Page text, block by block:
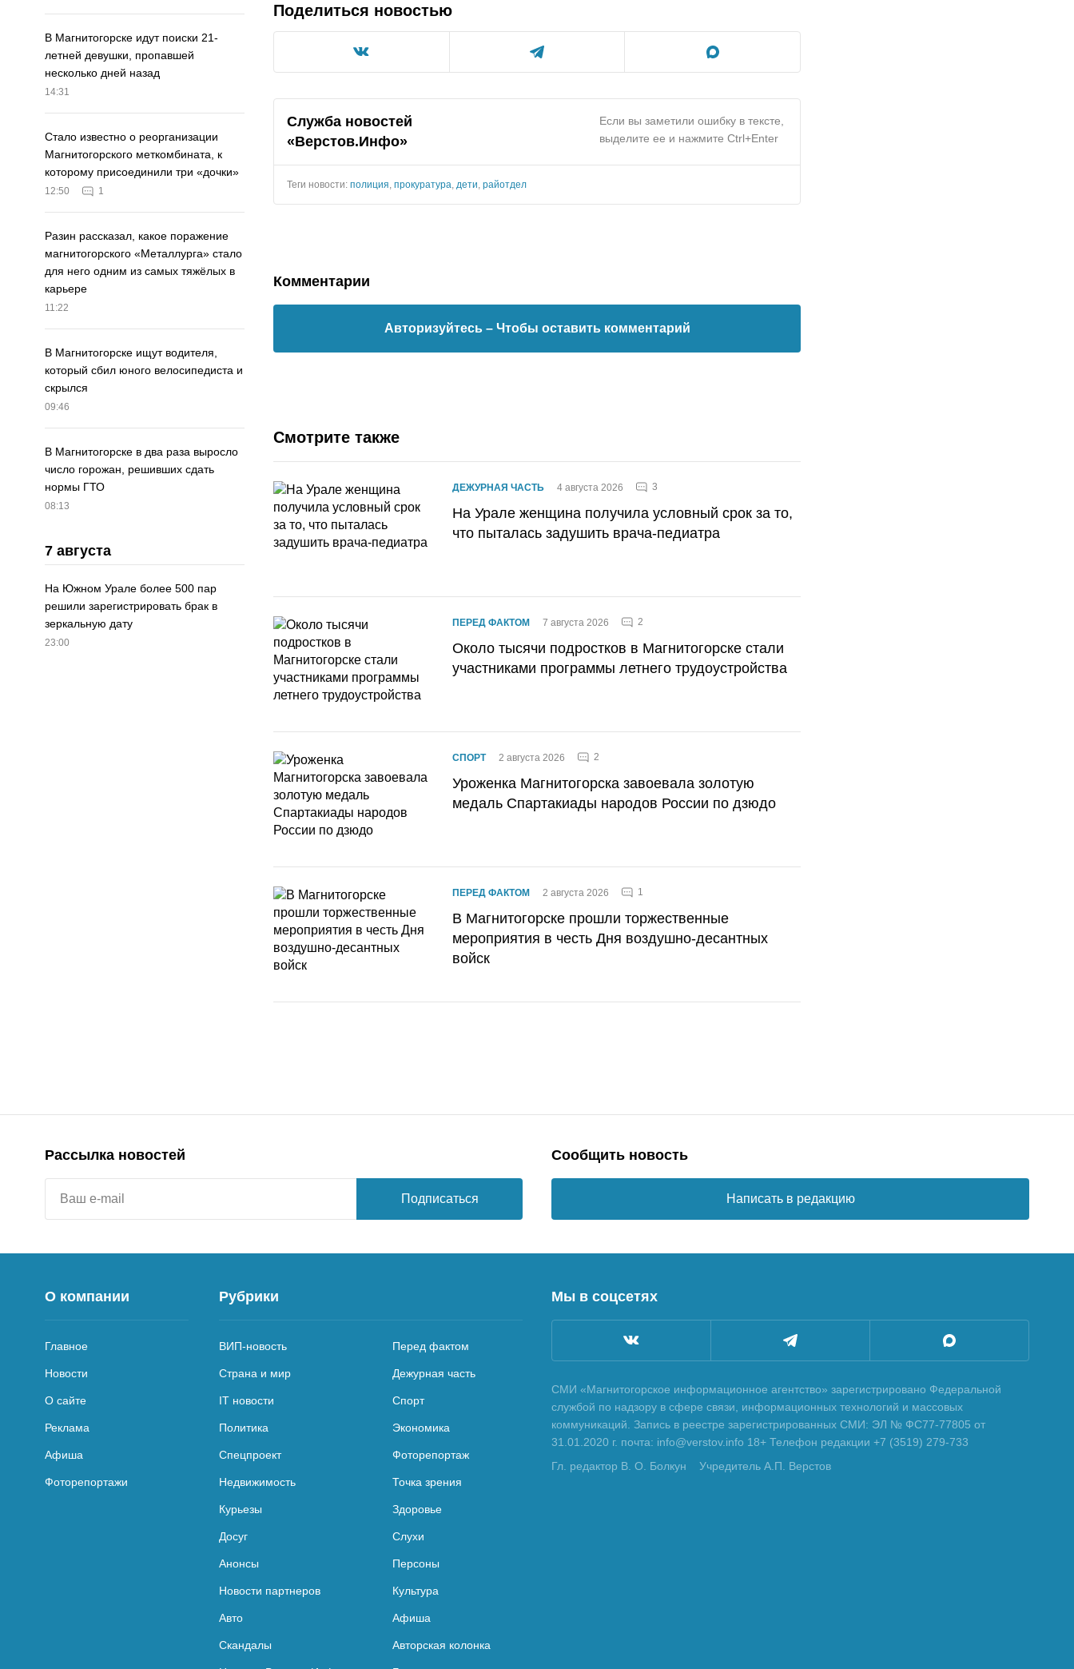
В Магнитогорске идут поиски 21-
летней девушки, пропавшей
несколько дней назад
14:31
Стало известно о реорганизации
Магнитогорского меткомбината, к
которому присоединили три «дочки»
12:50 1
Разин рассказал, какое поражение
магнитогорского «Металлурга» стало
для него одним из самых тяжёлых в
карьере
11:22
В Магнитогорске ищут водителя,
который сбил юного велосипедиста и
скрылся
09:46
В Магнитогорске в два раза выросло
число горожан, решивших сдать
нормы ГТО
08:13
7 августа
На Южном Урале более 500 пар
решили зарегистрировать брак в
зеркальную дату
23:00
Поделиться новостью
Служба новостей
«Верстов.Инфо»
Если вы заметили ошибку в тексте,
выделите ее и нажмите Ctrl+Enter
Теги новости: полиция прокуратура дети райотдел
Комментарии
Авторизуйтесь – Чтобы оставить комментарий
Смотрите также
ДЕЖУРНАЯ ЧАСТЬ 4 августа 2026 3
На Урале женщина получила условный срок за то,
что пыталась задушить врача-педиатра
ПЕРЕД ФАКТОМ 7 августа 2026 2
Около тысячи подростков в Магнитогорске стали
участниками программы летнего трудоустройства
СПОРТ 2 августа 2026 2
Уроженка Магнитогорска завоевала золотую
медаль Спартакиады народов России по дзюдо
ПЕРЕД ФАКТОМ 2 августа 2026 1
В Магнитогорске прошли торжественные
мероприятия в честь Дня воздушно-десантных
войск
Рассылка новостей
Подписаться
Сообщить новость
Написать в редакцию
О компании
Главное
Новости
О сайте
Реклама
Афиша
Фоторепортажи
Рубрики
ВИП-новость Перед фактом
Страна и мир Дежурная часть
IT новости Спорт
Политика Экономика
Спецпроект Фоторепортаж
Недвижимость Точка зрения
Курьезы Здоровье
Досуг Слухи
Анонсы Персоны
Новости партнеров Культура
Авто Афиша
Скандалы Авторская колонка
Мы в соцсетях
СМИ «Магнитогорское информационное агентство» зарегистрировано Федеральной
службой по надзору в сфере связи, информационных технологий и массовых
коммуникаций. Запись в реестре зарегистрированных СМИ: ЭЛ № ФС77-77805 от
31.01.2020 г. почта: info@verstov.info 18+ Телефон редакции +7 (3519) 279-733
Гл. редактор В. О. Болкун
Учредитель А.П. Верстов